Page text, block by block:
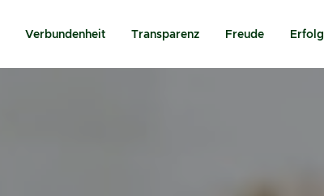
Verbundenheit Transparenz Freude Erfolg